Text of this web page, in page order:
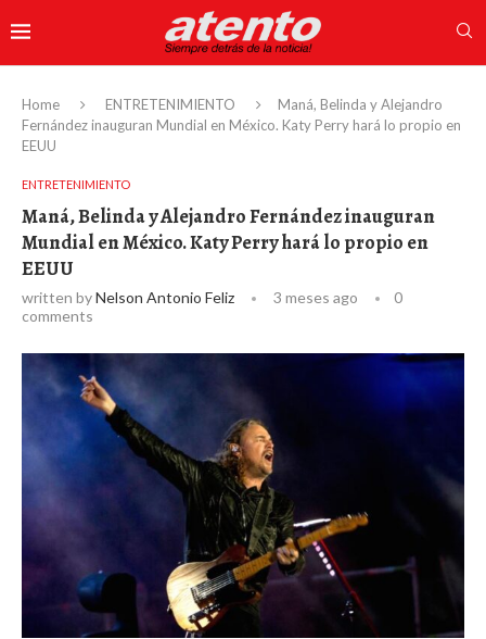
Home ENTRETENIMIENTO
Maná, Belinda y Alejandro
Fernández inauguran Mundial en México. Katy Perry hará lo propio en
EEUU
ENTRETENIMIENTO
Maná, Belinda y Alejandro Fernández inauguran
Mundial en México. Katy Perry hará lo propio en
EEUU
written byNelson Antonio Feliz 3 meses ago
0
comments